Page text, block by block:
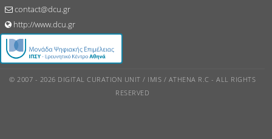
contact@dcu.gr
http://www.dcu.gr
© 2007 - 2026 DIGITAL CURATION UNIT / IMIS / ATHENA R.C - ALL RIGHTS
RESERVED